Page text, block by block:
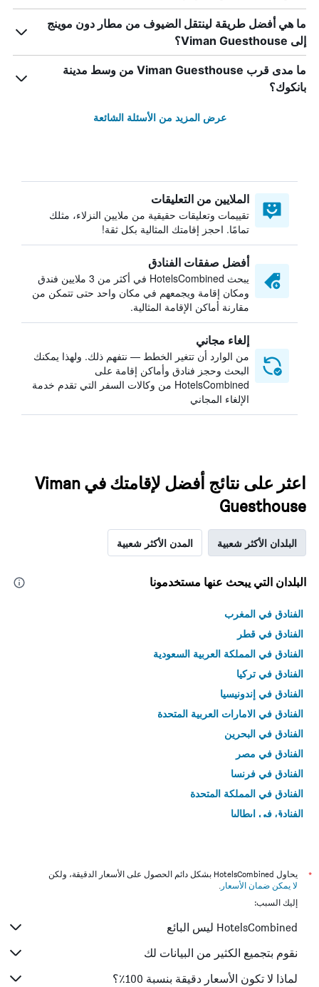
ما هي أفضل طريقة لينتقل الضيوف من مطار دون موينج
إلى Viman Guesthouse؟
ما مدى قرب Viman Guesthouse من وسط مدينة
بانكوك؟
عرض المزيد من الأسئلة الشائعة
الملايين من التعليقات
تقييمات وتعليقات حقيقية من ملايين النزلاء، مثلك
تمامًا. احجز إقامتك المثالية بكل ثقة!
أفضل صفقات الفنادق
يبحث HotelsCombined في أكثر من 3 ملايين فندق
ومكان إقامة ويجمعهم في مكان واحد حتى تتمكن من
مقارنة أماكن الإقامة المثالية.
إلغاء مجاني
من الوارد أن تتغير الخطط — نتفهم ذلك. ولهذا يمكنك
البحث وحجز فنادق وأماكن إقامة على
HotelsCombined من وكالات السفر التي تقدم خدمة
الإلغاء المجاني
اعثر على نتائج أفضل لإقامتك في Viman
Guesthouse
البلدان الأكثر شعبية المدن الأكثر شعبية
البلدان التي يبحث عنها مستخدمونا
الفنادق في المغرب
الفنادق في قطر
الفنادق في المملكة العربية السعودية
الفنادق في تركيا
الفنادق في إندونيسيا
الفنادق في الامارات العربية المتحدة
الفنادق في البحرين
الفنادق في مصر
الفنادق في فرنسا
الفنادق في المملكة المتحدة
الفنادق في إيطاليا
*
يحاول HotelsCombined بشكل دائم الحصول على الأسعار الدقيقة، ولكن
لا يمكن ضمان الأسعار .
إليك السبب:
HotelsCombined ليس البائع
نقوم بتجميع الكثير من البيانات لك
لماذا لا تكون الأسعار دقيقة بنسبة 100٪؟